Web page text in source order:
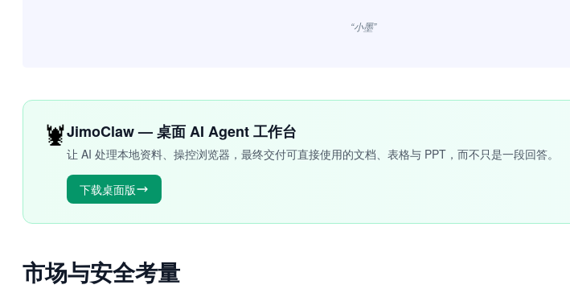
“小墨”
🦞JimoClaw — 桌面 AI Agent 工作台
让 AI 处理本地资料、操控浏览器，最终交付可直接使用的文档、表格与 PPT，而不只是一段回答。
下载桌面版
市场与安全考量